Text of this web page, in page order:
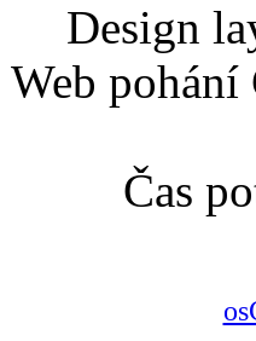
Design
Web
Čas